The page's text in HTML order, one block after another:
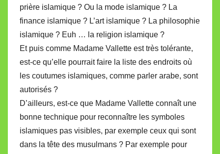
prière islamique ? Ou la mode islamique ? La
finance islamique ? L’art islamique ? La philosophie
islamique ? Euh … la religion islamique ?
Et puis comme Madame Vallette est très tolérante,
est-ce qu’elle pourrait faire la liste des endroits où
les coutumes islamiques, comme parler arabe, sont
autorisés ?
D’ailleurs, est-ce que Madame Vallette connaît une
bonne technique pour reconnaître les symboles
islamiques pas visibles, par exemple ceux qui sont
dans la tête des musulmans ? Par exemple pour